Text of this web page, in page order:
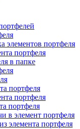
элементов портфеля
портфеля
в папке
портфеля
портфеля
портфеля
в элемент портфеля
элемента портфеля